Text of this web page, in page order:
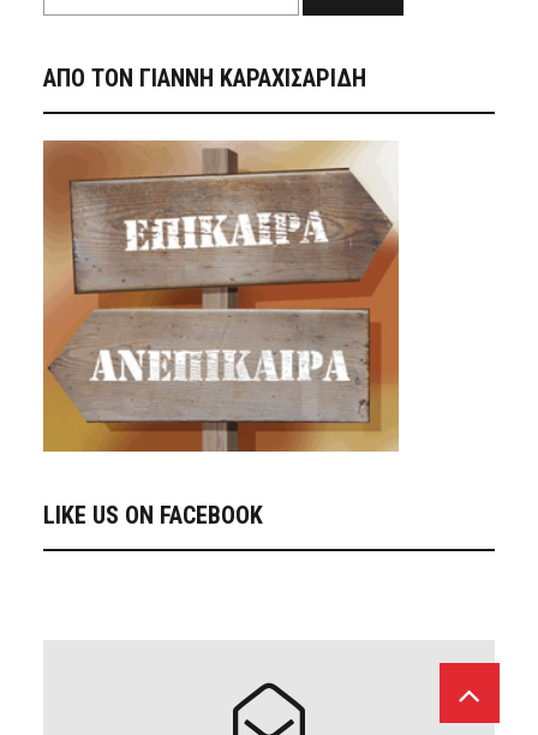
ΑΠΟ ΤΟΝ ΓΙΑΝΝΗ ΚΑΡΑΧΙΣΑΡΙΔΗ
LIKE US ON FACEBOOK